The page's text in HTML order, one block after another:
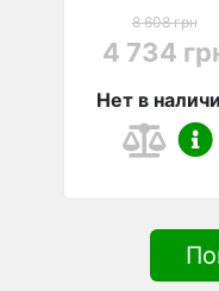
8 608 грн
4 734
Нет в